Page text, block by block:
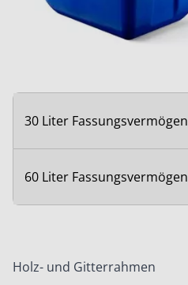
30 Liter Fassungsvermögen
60 Liter Fassungsvermögen
Holz- und Gitterrahmen